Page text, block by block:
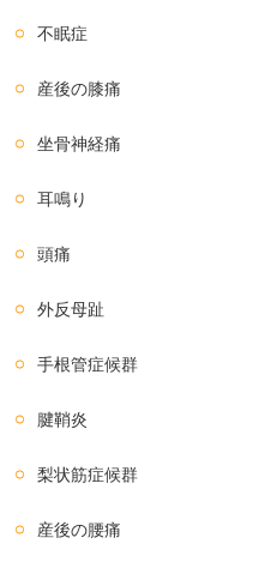
不眠症
産後の膝痛
坐骨神経痛
耳鳴り
頭痛
外反母趾
手根管症候群
腱鞘炎
梨状筋症候群
産後の腰痛